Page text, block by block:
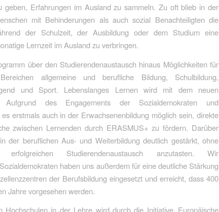
geben, Erfahrungen im Ausland zu sammeln. Zu oft blieb in der
mit Behinderungen als auch sozial Benachteiligten die
der Schulzeit, der Ausbildung oder dem Studium eine
Lernzeit im Ausland zu verbringen.
über den Studierendenaustausch hinaus Möglichkeiten für
allgemeine und berufliche Bildung, Schulbildung,
und Sport. Lebenslanges Lernen wird mit dem neuen
Aufgrund des Engagements der Sozialdemokraten und
erstmals auch in der Erwachsenenbildung möglich sein, direkte
zwischen Lernenden durch ERASMUS+ zu fördern. Darüber
der beruflichen Aus- und Weiterbildung deutlich gestärkt, ohne
Studierendenaustausch anzutasten. Wir
haben uns außerdem für eine deutliche Stärkung
der Berufsbildung eingesetzt und erreicht, dass 400
Jahre vorgesehen werden.